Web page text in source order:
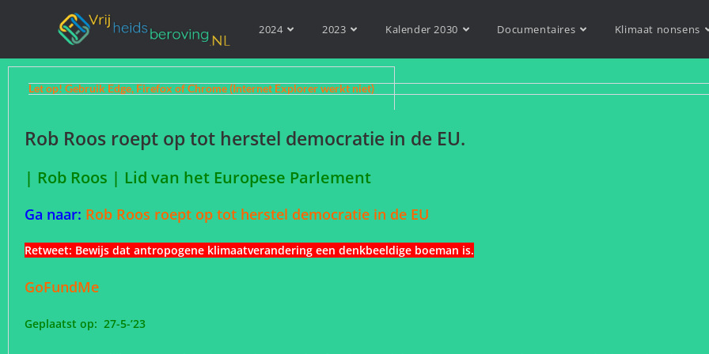
2024 2023 Kalender 2030 Documentaires Klimaat nonsens
Let op! Gebruik Edge, Firefox of Chrome (Internet Explorer werkt niet)
Rob Roos roept op tot herstel democratie in de EU.
| Rob Roos | Lid van het Europese Parlement
Ga naar: Rob Roos roept op tot herstel democratie in de EU
Retweet: Bewijs dat antropogene klimaatverandering een denkbeeldige boeman is.
GoFundMe
Geplaatst op: 27-5-’23